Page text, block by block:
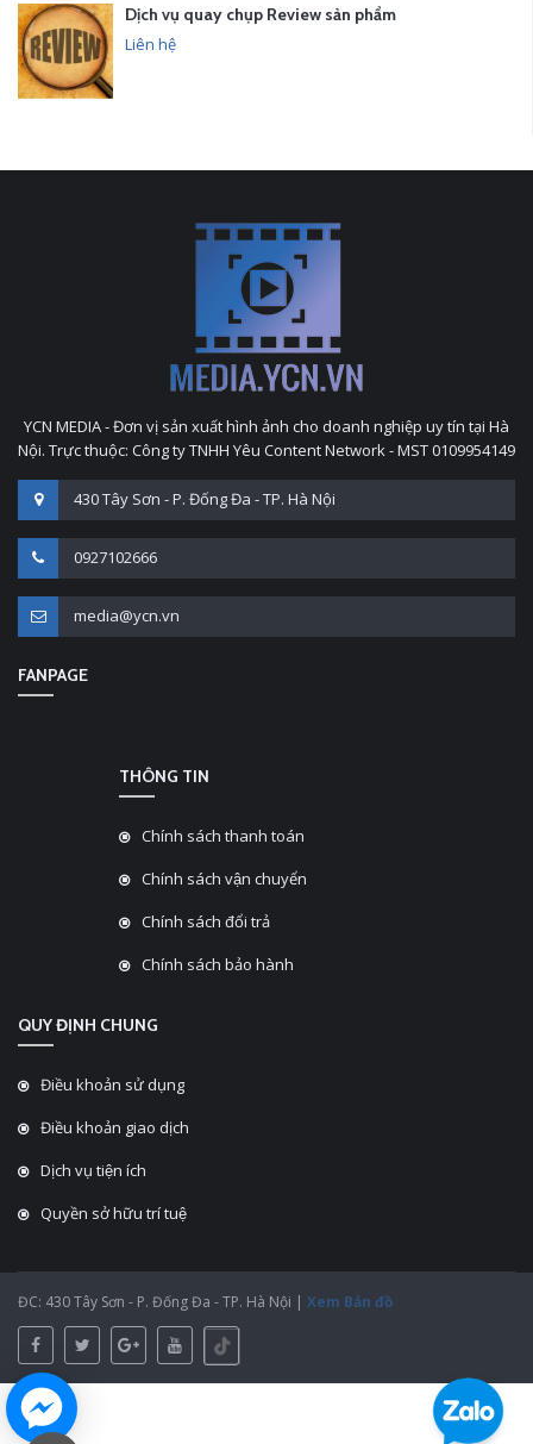
Dịch vụ quay chụp Review sản phẩm
Liên hệ
YCN MEDIA - Đơn vị sản xuất hình ảnh cho doanh nghiệp uy tín tại Hà
Nội. Trực thuộc: Công ty TNHH Yêu Content Network - MST 0109954149
430 Tây Sơn - P. Đống Đa - TP. Hà Nội
0927102666
media@ycn.vn
FANPAGE
THÔNG TIN
Chính sách thanh toán
Chính sách vận chuyển
Chính sách đổi trả
Chính sách bảo hành
QUY ĐỊNH CHUNG
Điều khoản sử dụng
Điều khoản giao dịch
Dịch vụ tiện ích
Quyền sở hữu trí tuệ
ĐC: 430 Tây Sơn - P. Đống Đa - TP. Hà Nội | Xem Bản đồ